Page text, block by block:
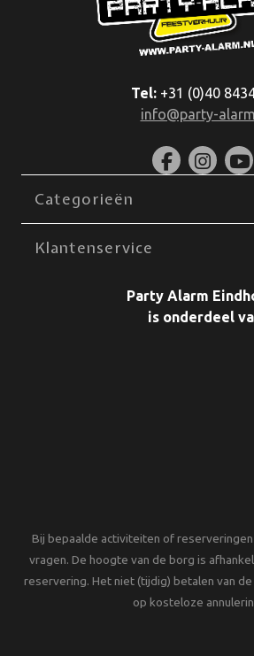
Tel:+31 (0)40
info@party-
Categorieën
Klantenservice
Party Alarm
is onderdeel
Bij bepaalde activiteiten of
vragen. De hoogte van de borg is
reservering. Het niet (tijdig) betalen van
op kosteloze